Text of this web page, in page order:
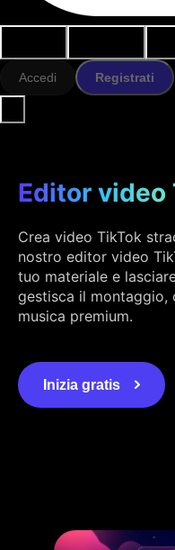
Accedi Registrati
Editor video
Crea video TikTok
nostro editor video
tuo materiale e
gestisca il
musica premium.
Inizia gratis